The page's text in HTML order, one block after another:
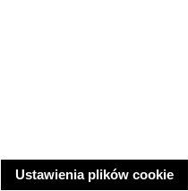
Ustawienia plików cookie